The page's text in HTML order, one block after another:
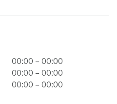
00:00 – 00:00
00:00 – 00:00
00:00 – 00:00